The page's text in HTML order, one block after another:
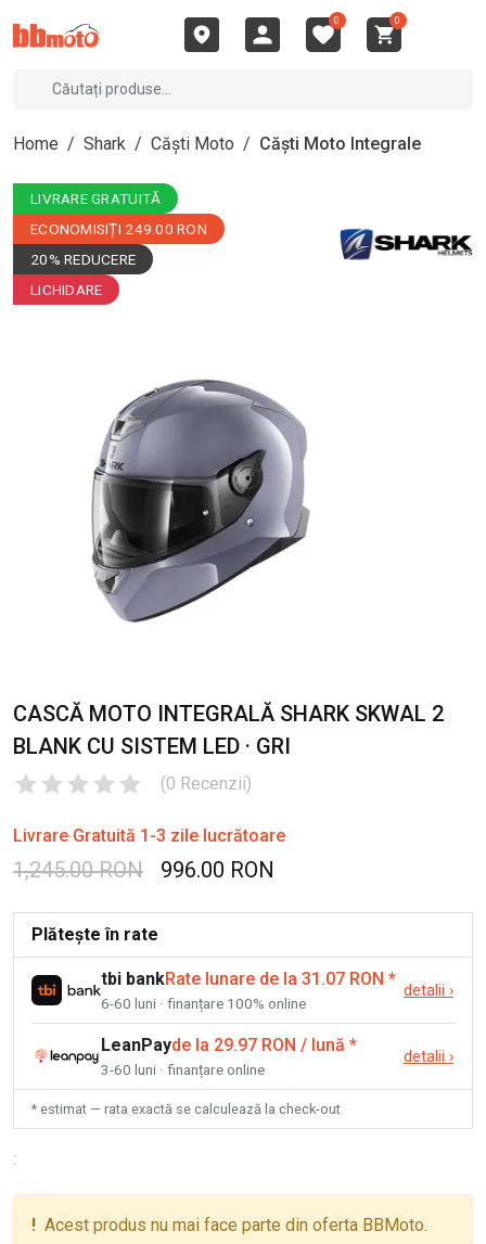
0 0
Home / Shark / Căști Moto / Căști Moto Integrale
LIVRARE GRATUITĂ
ECONOMISIȚI 249.00 RON
20% REDUCERE
LICHIDARE
CASCĂ MOTO INTEGRALĂ SHARK SKWAL 2
BLANK CU SISTEM LED · GRI
(0 Recenzii)
Livrare Gratuită 1-3 zile lucrătoare
1,245.00 RON 996.00 RON
Plătește în rate
tbi bankRate lunare de la 31.07 RON *
6-60 luni · finanțare 100% online
detalii ›
LeanPayde la 29.97 RON / lună *
3-60 luni · finanțare online
detalii ›
* estimat — rata exactă se calculează la check-out
:
! Acest produs nu mai face parte din oferta BBMoto.